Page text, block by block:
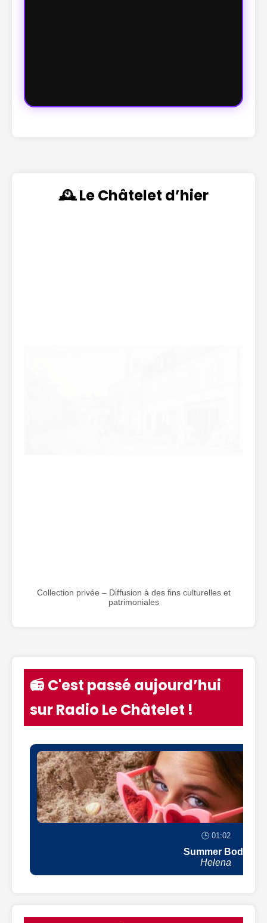
🕰️ Le Châtelet d’hier
Collection privée – Diffusion à des fins culturelles et
patrimoniales
📻 C'est passé aujourd’hui
sur Radio Le Châtelet !
🕒 01:02
Summer Body
Helena